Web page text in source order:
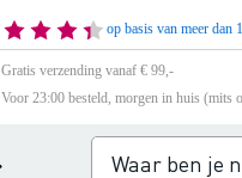
op basis van meer dan
Gratis verzending vanaf € 99,-
Voor 23:00 besteld, morgen in huis (mits